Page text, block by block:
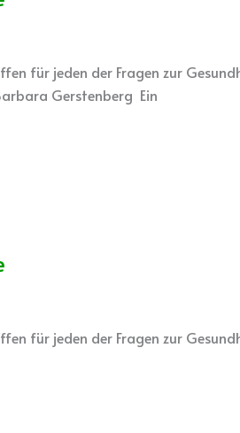
für jeden der Fragen zur
Gerstenberg Ein
für jeden der Fragen zur